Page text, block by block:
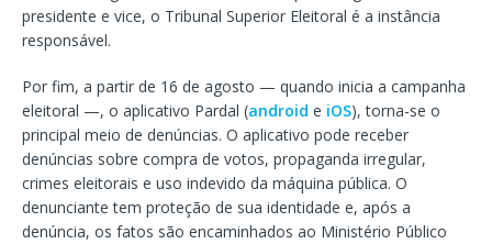
presidente e vice, o Tribunal Superior Eleitoral é a instância
responsável.
Por fim, a partir de 16 de agosto — quando inicia a campanha
eleitoral —, o aplicativo Pardal (android e iOS), torna-se o
principal meio de denúncias. O aplicativo pode receber
denúncias sobre compra de votos, propaganda irregular,
crimes eleitorais e uso indevido da máquina pública. O
denunciante tem proteção de sua identidade e, após a
denúncia, os fatos são encaminhados ao Ministério Público